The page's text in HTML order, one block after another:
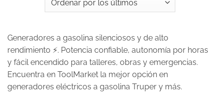
Generadores a gasolina silenciosos y de alto
rendimiento ⚡. Potencia confiable, autonomía por horas
y fácil encendido para talleres, obras y emergencias.
Encuentra en ToolMarket la mejor opción en
generadores eléctricos a gasolina Truper y más.